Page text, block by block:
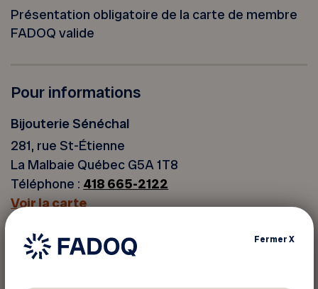
Présentation obligatoire de la carte de membre
FADOQ valide
Pour informations
Bijouterie Sénéchal
281, rue St-Étienne
La Malbaie Québec G5A 1T8
Téléphone : 418 665-2122
Voir la carte
FermerX